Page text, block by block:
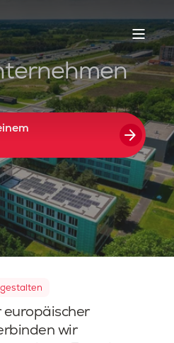
arrow_forward
wir